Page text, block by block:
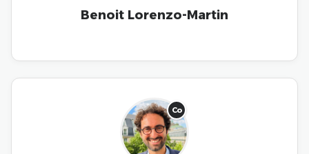
Benoit Lorenzo-Martin
Co